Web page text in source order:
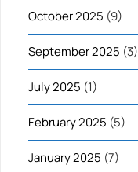
October 2025 (9)
September 2025 (3)
July 2025 (1)
February 2025 (5)
January 2025 (7)